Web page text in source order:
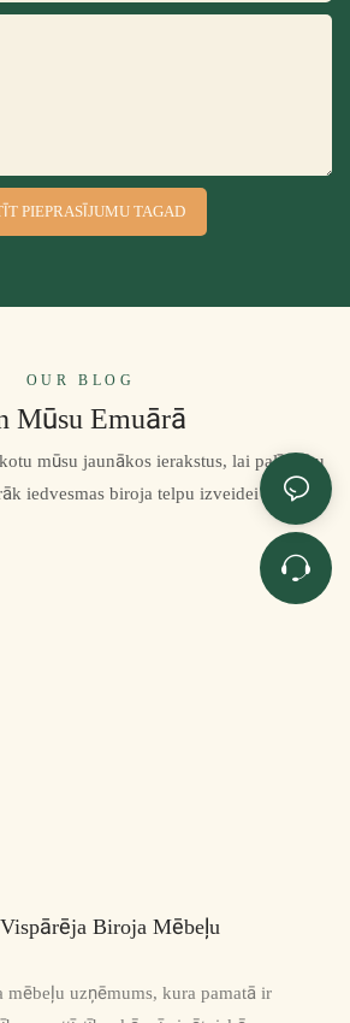
PIEPRASĪJUMU TAGAD
OUR BLOG
Mūsu Emuārā
mūsu jaunākos ierakstus, lai palīdzētu
iedvesmas biroja telpu izveidei
Biroja Mēbeļu
mēbeļu uzņēmums, kura pamatā ir